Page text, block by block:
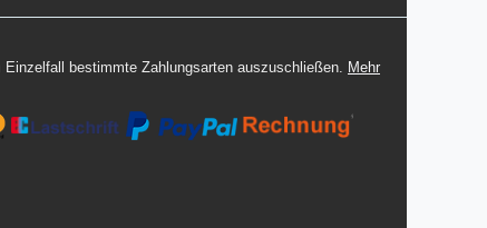
bestimmte Zahlungsarten auszuschließen.
Mehr